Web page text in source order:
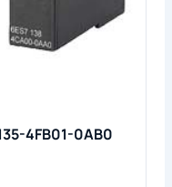
4FB01-0AB0